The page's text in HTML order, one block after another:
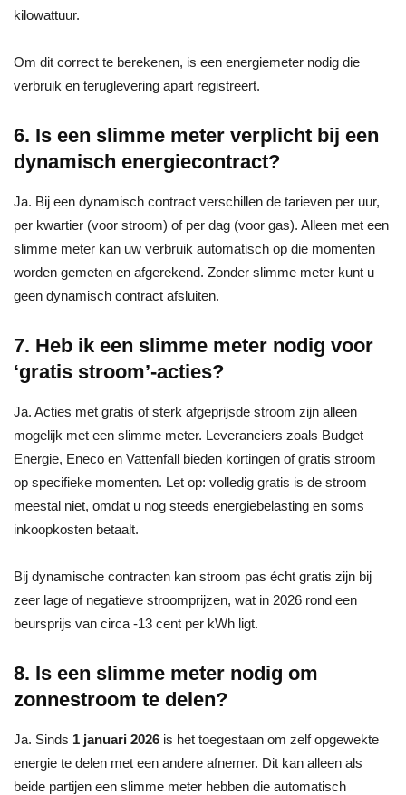
kilowattuur.
Om dit correct te berekenen, is een energiemeter nodig die
verbruik en teruglevering apart registreert.
6. Is een slimme meter verplicht bij een
dynamisch energiecontract?
Ja. Bij een dynamisch contract verschillen de tarieven per uur,
per kwartier (voor stroom) of per dag (voor gas). Alleen met een
slimme meter kan uw verbruik automatisch op die momenten
worden gemeten en afgerekend. Zonder slimme meter kunt u
geen dynamisch contract afsluiten.
7. Heb ik een slimme meter nodig voor
‘gratis stroom’-acties?
Ja. Acties met gratis of sterk afgeprijsde stroom zijn alleen
mogelijk met een slimme meter. Leveranciers zoals Budget
Energie, Eneco en Vattenfall bieden kortingen of gratis stroom
op specifieke momenten. Let op: volledig gratis is de stroom
meestal niet, omdat u nog steeds energiebelasting en soms
inkoopkosten betaalt.
Bij dynamische contracten kan stroom pas écht gratis zijn bij
zeer lage of negatieve stroomprijzen, wat in 2026 rond een
beursprijs van circa -13 cent per kWh ligt.
8. Is een slimme meter nodig om
zonnestroom te delen?
Ja. Sinds 1 januari 2026 is het toegestaan om zelf opgewekte
energie te delen met een andere afnemer. Dit kan alleen als
beide partijen een slimme meter hebben die automatisch